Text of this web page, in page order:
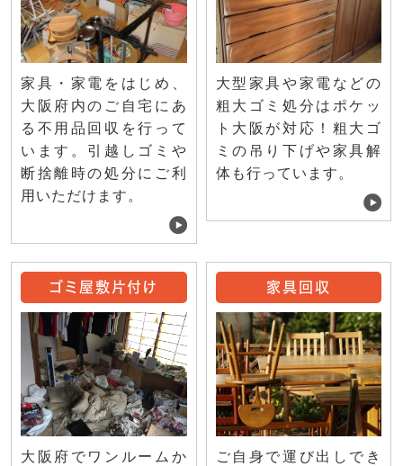
家具・家電をはじめ、
大阪府内のご自宅にあ
る不用品回収を行って
います。引越しゴミや
断捨離時の処分にご利
用いただけます。
大型家具や家電などの
粗大ゴミ処分はポケッ
ト大阪が対応！粗大ゴ
ミの吊り下げや家具解
体も行っています。
ゴミ屋敷片付け
大阪府でワンルームか
家具回収
ご自身で運び出しでき